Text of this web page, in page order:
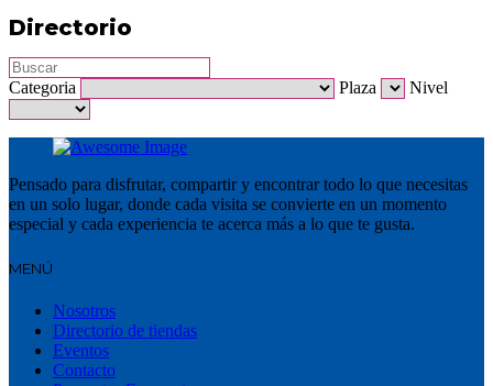
Directorio
Categoria Plaza Nivel
Pensado para disfrutar, compartir y encontrar todo lo que necesitas
en un solo lugar, donde cada visita se convierte en un momento
especial y cada experiencia te acerca más a lo que te gusta.
MENÚ
Nosotros
Directorio de tiendas
Eventos
Contacto